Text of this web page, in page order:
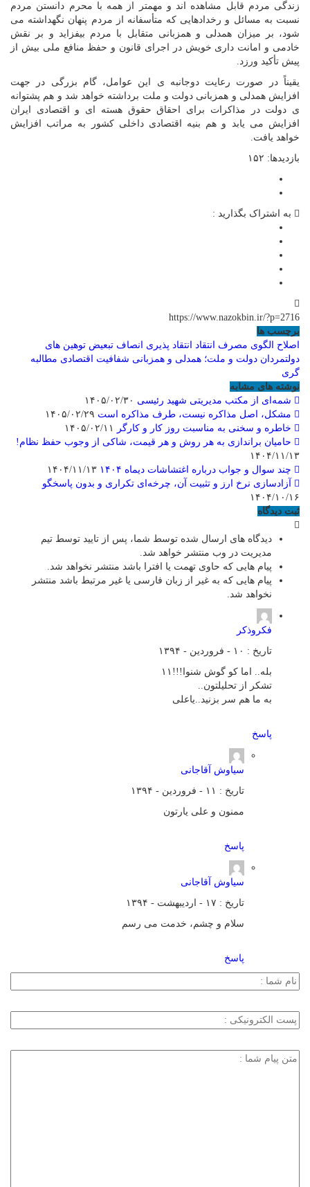
زندگی مردم قابل مشاهده اند و مهمتر از همه با محرم دانستن مردم
نسبت به مسائل و رخدادهایی که متأسفانه از مردم پنهان نگهداشته می
شود، بر میزان همدلی و همزبانی متقابل با مردم بیفزاید و بر نقش
خادمی و امانت داری خویش در اجرای قانون و حفظ منافع ملی بیش از
پیش تأکید ورزد.
یقیناً در صورت رعایت دوجانبه ی این عوامل، گام بزرگی در جهت
افزایش همدلی و همزبانی دولت و ملت برداشته خواهد شد و هم پشتوانه
ی دولت در مذاکرات برای احقاق حقوق هسته ای و اقتصادی ایران
افزایش می یابد و هم بنیه اقتصادی داخلی کشور به مراتب افزایش
خواهد یافت.
بازدیدها: ۱۵۲
به اشتراک بگذارید :
https://www.nazokbin.ir/?p=2716
برچسب ها
اصلاح الگوی مصرف
انتقاد انتقاد پذیری انصاف تبعیض توهین های
دولتمردان دولت و ملت؛ همدلی و همزبانی شفافیت اقتصادی مطالبه
گری
نوشته های مشابه
شمه‌ای از مکتب مدیریتی شهید رئیسی
مشکل، اصل مذاکره نیست، طرف مذاکره است
خاطره و سخنی به مناسبت روز کار و کارگر
حامیان براندازی به هر روش و هر قیمت، شاکی از وجوب حفظ نظام!
۱۴۰۴/۱۱/۱۳
چند سوال و جواب درباره اغتشاشات دیماه ۱۴۰۴
آزادسازی نرخ ارز و تثبیت آن، چرخه‌ای تکراری و بدون پاسخگو
۱۴۰۴/۱۰/۱۶
ثبت دیدگاه
دیدگاه های ارسال شده توسط شما، پس از تایید توسط تیم
مدیریت در وب منتشر خواهد شد.
پیام هایی که حاوی تهمت یا افترا باشد منتشر نخواهد شد.
پیام هایی که به غیر از زبان فارسی یا غیر مرتبط باشد منتشر
نخواهد شد.
فکروذکر
تاریخ : ۱۰ - فروردین - ۱۳۹۴
بله.. اما کو گوش شنوا!!!۱۱
تشکر از تحلیلتون..
به ما هم سر بزنید..یاعلی
پاسخ
سیاوش آقاجانی
تاریخ : ۱۱ - فروردین - ۱۳۹۴
ممنون و علی یارتون
پاسخ
سیاوش آقاجانی
تاریخ : ۱۷ - اردیبهشت - ۱۳۹۴
سلام و چشم، خدمت می رسم
پاسخ